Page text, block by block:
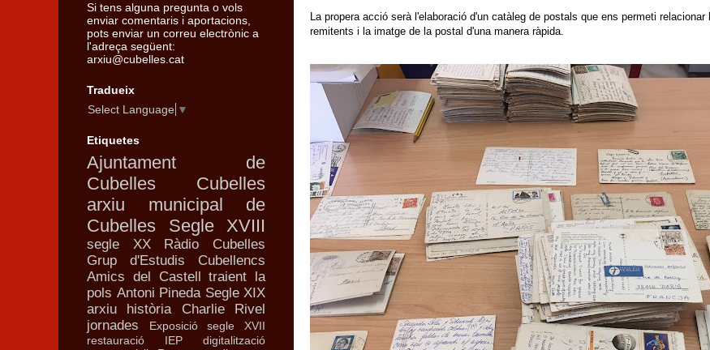
La propera acció serà l'elaboració d'un catàleg de postals que ens permeti relacionar
remitents i la imatge de la postal d'una manera ràpida.
Si tens alguna pregunta o vols
enviar comentaris i aportacions,
pots enviar un correu electrònic a
l'adreça següent:
arxiu@cubelles.cat
Tradueix
Select Language ▼
Etiquetes
Ajuntament de
Cubelles
Cubelles
arxiu municipal de
Cubelles
Segle XVIII
segle XX
Ràdio Cubelles
Grup d'Estudis Cubellencs
Amics del Castell
traient la
pols Antoni Pineda Segle XIX
arxiu
història
Charlie Rivel
jornades
Exposició
segle XVII
restauració
IEP
digitalització